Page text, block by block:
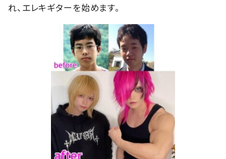
れ、エレキギターを始めます。